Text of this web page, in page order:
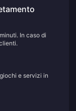
In caso di
e servizi in